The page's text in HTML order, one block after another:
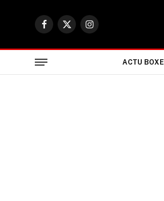
Facebook
X
Instagram
ACTU BOXE